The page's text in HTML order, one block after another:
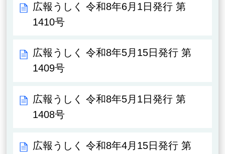
広報うしく 令和8年6月1日発行 第
1410号
広報うしく 令和8年5月15日発行 第
1409号
広報うしく 令和8年5月1日発行 第
1408号
広報うしく 令和8年4月15日発行 第